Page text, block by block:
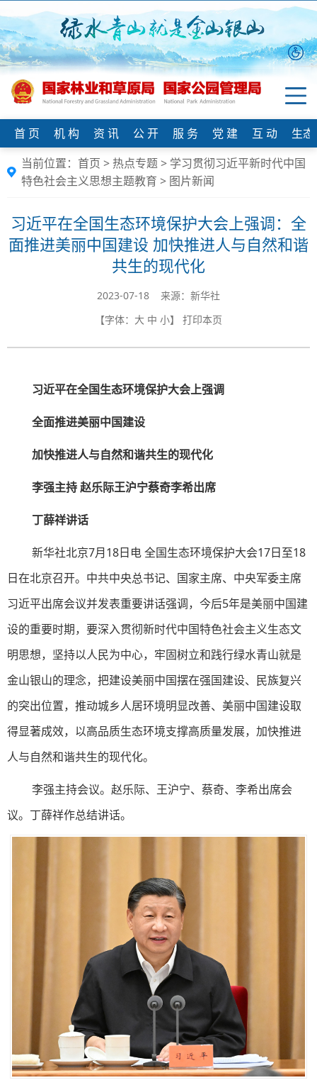
首 页 机 构 资 讯 公 开 服 务 党 建 互 动
生
当前位置： 首页 > 热点专题> 学习贯彻习近平新时代中国
特色社会主义思想主题教育 > 图片新闻
习近平在全国生态环境保护大会上强调：全
面推进美丽中国建设 加快推进人与自然和谐
共生的现代化
2023-07-18 来源：​新华社
【字体： 大 中 小】 打印本页
习近平在全国生态环境保护大会上强调
全面推进美丽中国建设
加快推进人与自然和谐共生的现代化
李强主持 赵乐际王沪宁蔡奇李希出席
丁薛祥讲话
新华社北京7月18日电 全国生态环境保护大会17日至18
日在北京召开。中共中央总书记、国家主席、中央军委主席
习近平出席会议并发表重要讲话强调，今后5年是美丽中国建
设的重要时期，要深入贯彻新时代中国特色社会主义生态文
明思想，坚持以人民为中心，牢固树立和践行绿水青山就是
金山银山的理念，把建设美丽中国摆在强国建设、民族复兴
的突出位置，推动城乡人居环境明显改善、美丽中国建设取
得显著成效，以高品质生态环境支撑高质量发展，加快推进
人与自然和谐共生的现代化。
李强主持会议。赵乐际、王沪宁、蔡奇、李希出席会
议。丁薛祥作总结讲话。